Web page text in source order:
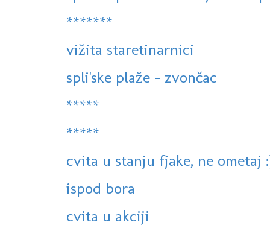
*******
vižita staretinarnici
spli'ske plaže - zvončac
*****
*****
cvita u stanju fjake, ne ometaj
ispod bora
cvita u akciji